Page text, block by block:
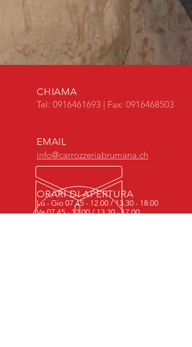
CHIAMA
Tel: 0916461693 | Fax: 0916468503
EMAIL
info@carrozzeriabrumana.ch
ORARI DI APERTURA
Lu - Gio 07.45 - 12.00 /13.30 - 18.00
Ve07.45 - 12.00/13.30 - 17.00